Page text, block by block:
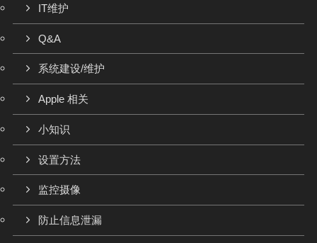
IT维护
Q&A
系统建设/维护
Apple 相关
小知识
设置方法
监控摄像
防止信息泄漏